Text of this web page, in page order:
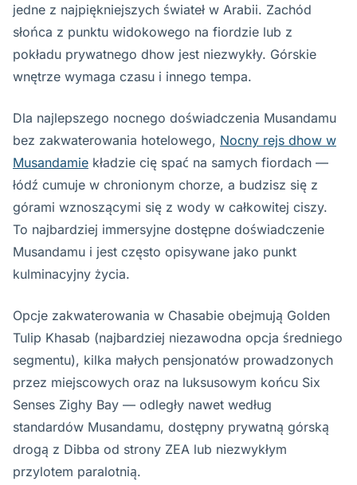
jedne z najpiękniejszych świateł w Arabii. Zachód
słońca z punktu widokowego na fiordzie lub z
pokładu prywatnego dhow jest niezwykły. Górskie
wnętrze wymaga czasu i innego tempa.
Dla najlepszego nocnego doświadczenia Musandamu
bez zakwaterowania hotelowego, Nocny rejs dhow w
Musandamie kładzie cię spać na samych fiordach —
łódź cumuje w chronionym chorze, a budzisz się z
górami wznoszącymi się z wody w całkowitej ciszy.
To najbardziej immersyjne dostępne doświadczenie
Musandamu i jest często opisywane jako punkt
kulminacyjny życia.
Opcje zakwaterowania w Chasabie obejmują Golden
Tulip Khasab (najbardziej niezawodna opcja średniego
segmentu), kilka małych pensjonatów prowadzonych
przez miejscowych oraz na luksusowym końcu Six
Senses Zighy Bay — odległy nawet według
standardów Musandamu, dostępny prywatną górską
drogą z Dibba od strony ZEA lub niezwykłym
przylotem paralotnią.